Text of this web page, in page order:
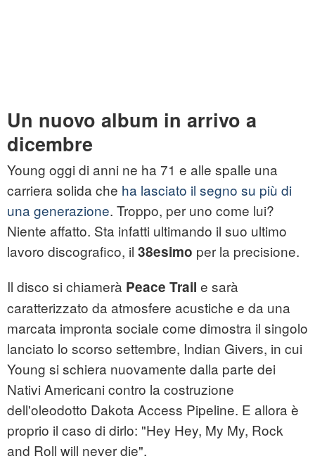
Un nuovo album in arrivo a
dicembre
Young oggi di anni ne ha 71 e alle spalle una
carriera solida che ha lasciato il segno su più di
una generazione. Troppo, per uno come lui?
Niente affatto. Sta infatti ultimando il suo ultimo
lavoro discografico, il 38esimo per la precisione.
Il disco si chiamerà Peace Trail e sarà
caratterizzato da atmosfere acustiche e da una
marcata impronta sociale come dimostra il singolo
lanciato lo scorso settembre, Indian Givers, in cui
Young si schiera nuovamente dalla parte dei
Nativi Americani contro la costruzione
dell'oleodotto Dakota Access Pipeline. E allora è
proprio il caso di dirlo: "Hey Hey, My My, Rock
and Roll will never die".